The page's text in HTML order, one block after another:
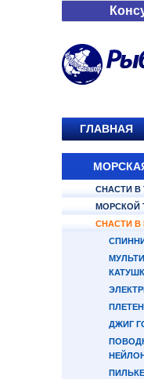
ГЛАВНАЯ
СНАСТИ В
МОРСКОЙ
СНАСТИ В
ДЖИГ